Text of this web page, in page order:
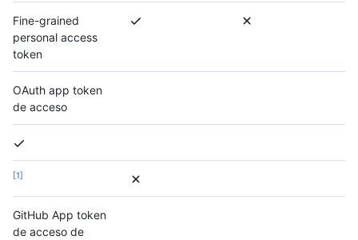
Fine-grained
personal access
token
OAuth app token
de acceso
1
GitHub App token
de acceso de